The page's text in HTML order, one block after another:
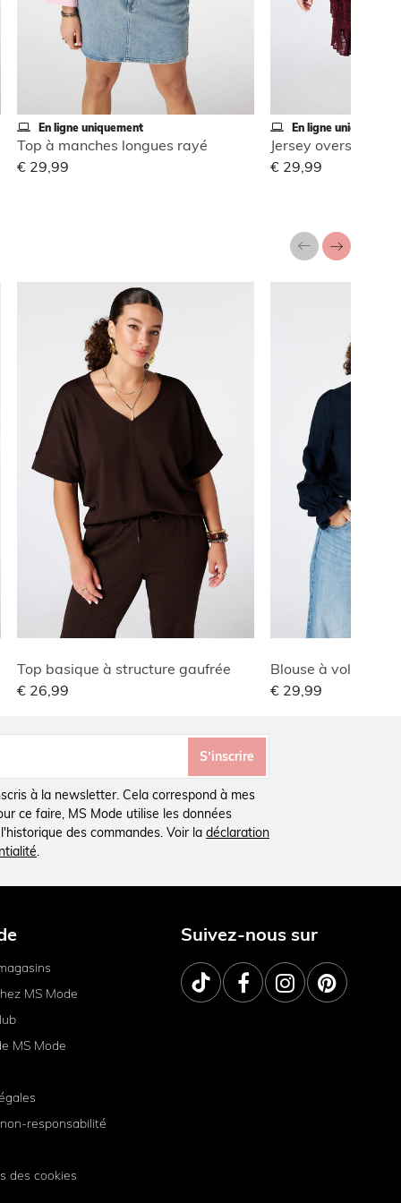
En ligne uniquement
Top à manches longues rayé
€ 29,99
En ligne uniquement
€ 29,99
Top basique à structure gaufrée
€ 26,99
Blouse à volants
€ 29,99
S’inscrire
à la newsletter. Cela correspond à mes
ce faire, MS Mode utilise les données
des commandes. Voir la déclaration
.
MS Mode
MS Mode
responsabilité
des cookies
Suivez-nous sur